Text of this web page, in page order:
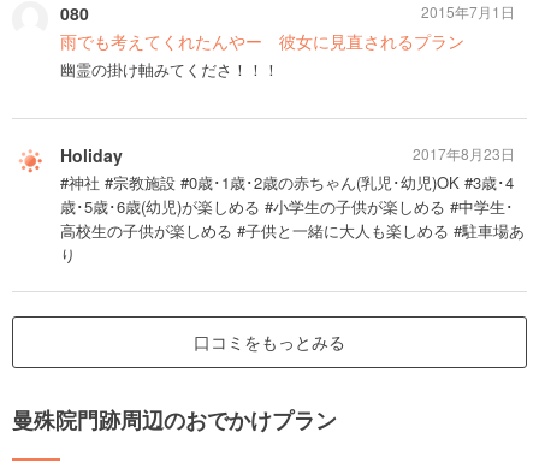
080
雨でも考えてくれたんやー 彼女に見直されるプラン
幽霊の掛け軸みてくださ！！！
2015年7月1日
Holiday
#神社 #宗教施設 #0歳･1歳･2歳の赤ちゃん(乳児･幼児)OK #3歳･4
歳･5歳･6歳(幼児)が楽しめる #小学生の子供が楽しめる #中学生･
高校生の子供が楽しめる #子供と一緒に大人も楽しめる #駐車場あ
り
2017年8月23日
口コミをもっとみる
曼殊院門跡周辺のおでかけプラン